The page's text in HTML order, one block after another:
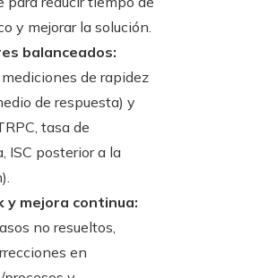
y mejorar la solución.
balanceados:
de rapidez
de respuesta) y
tasa de
ISC posterior a la
y mejora continua:
no resueltos,
en